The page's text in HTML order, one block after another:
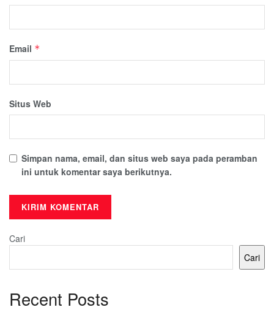
Email *
Situs Web
Simpan nama, email, dan situs web saya pada peramban
ini untuk komentar saya berikutnya.
Cari
Cari
Recent Posts